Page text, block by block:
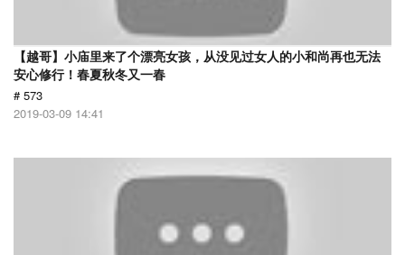
【越哥】小庙里来了个漂亮女孩，从没见过女人的小和尚再也无法
安心修行！春夏秋冬又一春
# 573
2019-03-09 14:41